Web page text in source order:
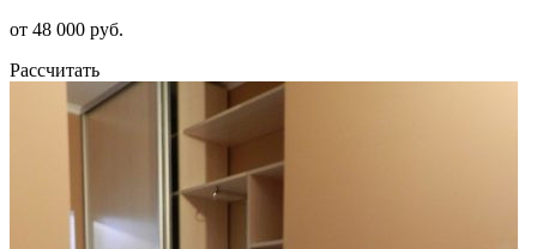
от 48 000 руб.
Рассчитать